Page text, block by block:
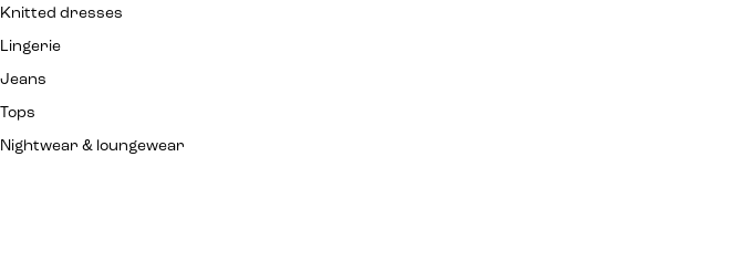
Knitted dresses
Lingerie
Jeans
Tops
Nightwear & loungewear